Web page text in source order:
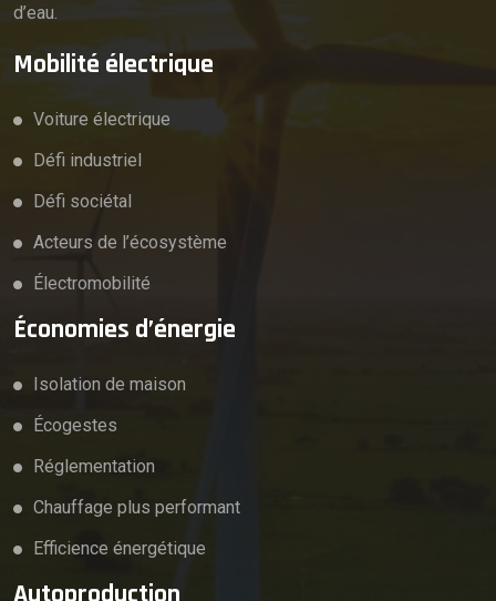
d’eau.
Mobilité électrique
Voiture électrique
Défi industriel
Défi sociétal
Acteurs de l’écosystème
Électromobilité
Économies d’énergie
Isolation de maison
Écogestes
Réglementation
Chauffage plus performant
Efficience énergétique
Autoproduction